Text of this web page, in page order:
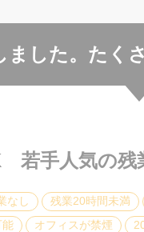
した。 たく
若手人気の残
なし 残業20時間未満
能 オフィスが禁煙